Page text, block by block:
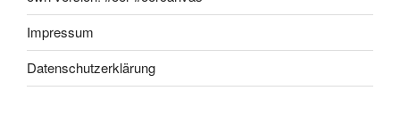
Impressum
Datenschutzerklärung